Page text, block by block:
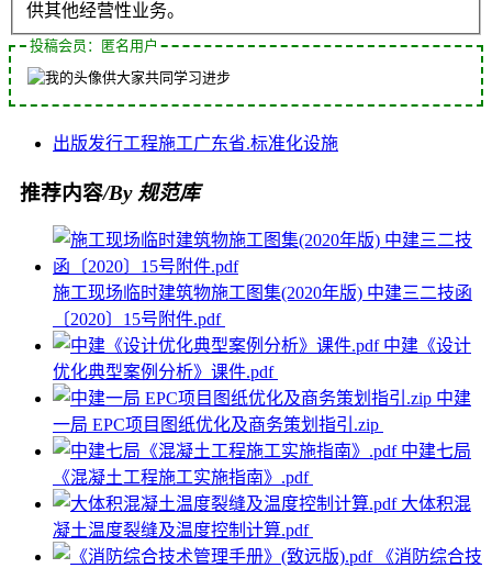
供其他经营性业务。
投稿会员：匿名用户
供大家共同学习进步
出版发行工程施工广东省.标准化设施
推荐内容/By 规范库
施工现场临时建筑物施工图集(2020年版) 中建三二技函
〔2020〕15号附件.pdf
中建《设计
优化典型案例分析》课件.pdf
中建
一局 EPC项目图纸优化及商务策划指引.zip
中建七局
《混凝土工程施工实施指南》.pdf
大体积混
凝土温度裂缝及温度控制计算.pdf
《消防综合技